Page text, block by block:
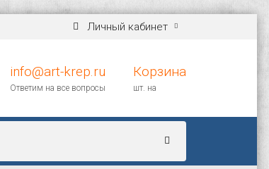
Личный кабинет
info@art-krep.ru
Ответим на все вопросы
Корзина
шт. на